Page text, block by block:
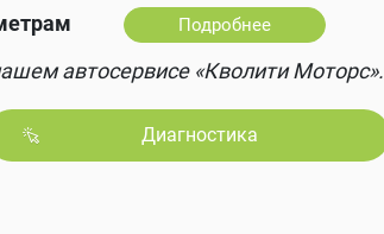
Подробнее
автосервисе «Кволити Моторс».
Диагностика